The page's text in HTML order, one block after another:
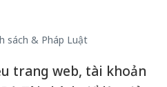
sách & Pháp Luật
trang web, tài khoản